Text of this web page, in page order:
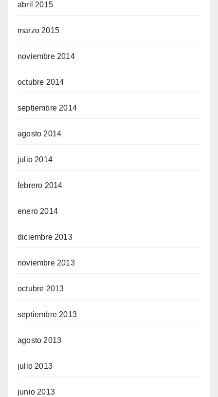
abril 2015
marzo 2015
noviembre 2014
octubre 2014
septiembre 2014
agosto 2014
julio 2014
febrero 2014
enero 2014
diciembre 2013
noviembre 2013
octubre 2013
septiembre 2013
agosto 2013
julio 2013
junio 2013